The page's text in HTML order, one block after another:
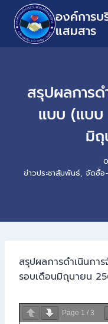
องค์การบ
แสมสาร
สรุปผลการ
แบบ (แบบ
มิ
ข่าวประชาสัมพันธ์, จัดซื้อ
สรุปผลการดำเนินกา
รอบเดือนมิถุนายน
Page 1 / 3